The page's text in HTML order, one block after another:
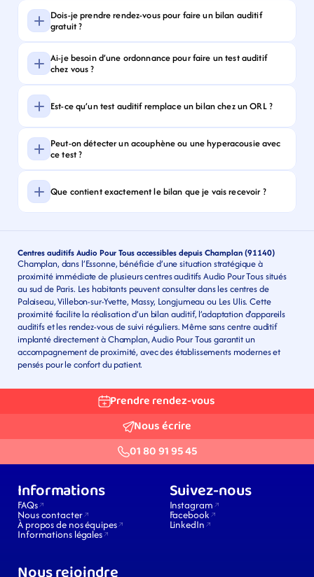
Dois-je prendre rendez-vous pour faire un bilan auditif
gratuit ?
Ai-je besoin d’une ordonnance pour faire un test auditif
chez vous ?
Est-ce qu’un test auditif remplace un bilan chez un ORL ?
Peut-on détecter un acouphène ou une hyperacousie avec
ce test ?
Que contient exactement le bilan que je vais recevoir ?
Centres auditifs Audio Pour Tous accessibles depuis Champlan (91140)
Champlan, dans l’Essonne, bénéficie d’une situation stratégique à
proximité immédiate de plusieurs centres auditifs Audio Pour Tous situés
au sud de Paris. Les habitants peuvent consulter dans les centres de
Palaiseau, Villebon-sur-Yvette, Massy, Longjumeau ou Les Ulis. Cette
proximité facilite la réalisation d’un bilan auditif, l’adaptation d’appareils
auditifs et les rendez-vous de suivi réguliers. Même sans centre auditif
implanté directement à Champlan, Audio Pour Tous garantit un
accompagnement de proximité, avec des établissements modernes et
pensés pour le confort du patient.
Prendre rendez-vous
Nous écrire
01 80 91 95 45
Informations
FAQs
Nous contacter
À propos de nos équipes
Informations légales
Suivez-nous
Instagram
Facebook
LinkedIn